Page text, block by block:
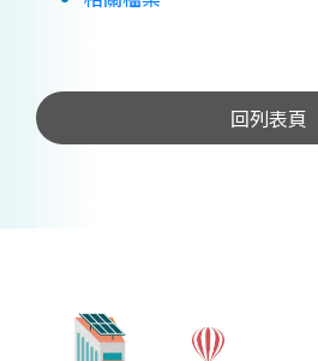
回列表頁